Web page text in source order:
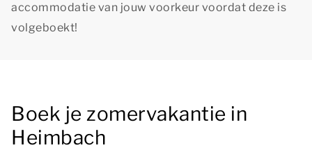
accommodatie van jouw voorkeur voordat deze is
volgeboekt!
Boek je zomervakantie in
Heimbach